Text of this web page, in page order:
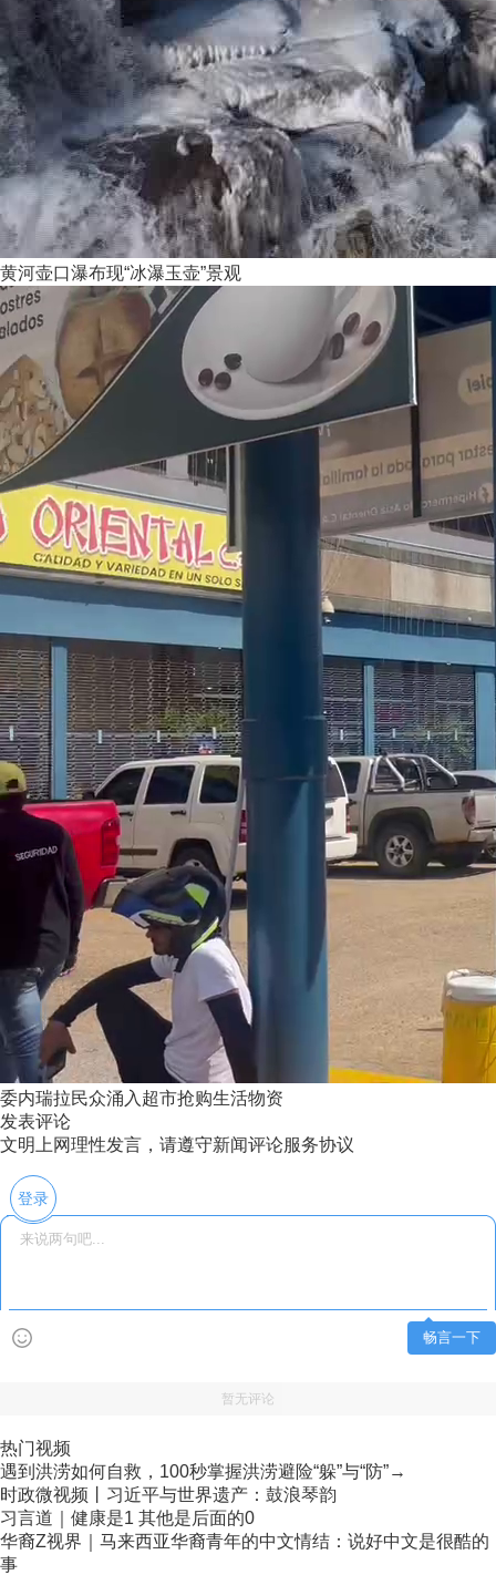
黄河壶口瀑布现“冰瀑玉壶”景观
委内瑞拉民众涌入超市抢购生活物资
发表评论
文明上网理性发言，请遵守新闻评论服务协议
登录
畅言一下
暂无评论
热门视频
遇到洪涝如何自救，100秒掌握洪涝避险“躲”与“防”→
时政微视频丨习近平与世界遗产：鼓浪琴韵
习言道｜健康是1 其他是后面的0
华裔Z视界｜马来西亚华裔青年的中文情结：说好中文是很酷的
事